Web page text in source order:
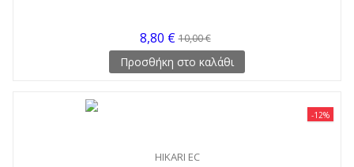
8,80 €10,00 €
Προσθήκη στο καλάθι
-12%
HIKARI EC